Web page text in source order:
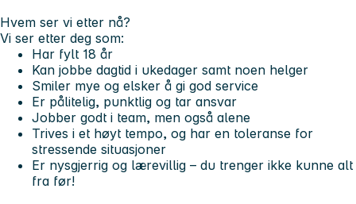
Hvem ser vi etter nå?
Vi ser etter deg som:
Har fylt 18 år
Kan jobbe dagtid i ukedager samt noen helger
Smiler mye og elsker å gi god service
Er pålitelig, punktlig og tar ansvar
Jobber godt i team, men også alene
Trives i et høyt tempo, og har en toleranse for
stressende situasjoner
Er nysgjerrig og lærevillig – du trenger ikke kunne alt
fra før!